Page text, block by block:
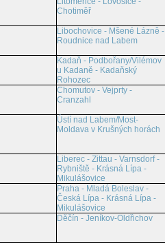
Chotiměř
Libochovice - Mšené Lázně -
Roudnice nad Labem
Kadaň - Podbořany/Vilémov
u Kadaně - Kadaňský
Rohozec
Chomutov - Vejprty -
Cranzahl
Ústí nad Labem/Most-
Moldava v Krušných horách
Liberec - Zittau - Varnsdorf -
Rybniště - Krásná Lípa -
Mikulášovice
Praha - Mladá Boleslav -
Česká Lípa - Krásná Lípa -
Mikulášovice
Děčín - Jeníkov-Oldřichov